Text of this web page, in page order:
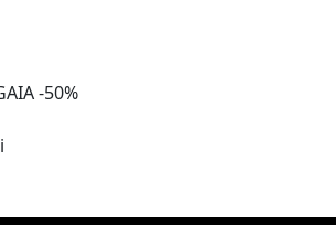
-50%